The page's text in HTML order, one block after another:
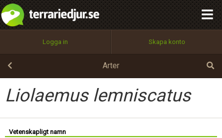
Logga in Skapa konto
Arter
Liolaemus lemniscatus
Vetenskapligt namn
Utför
100%
OK
integritetspolicy
Namn:
Epost:
Begär nytt lösenord
Tillbaka till förstasidan